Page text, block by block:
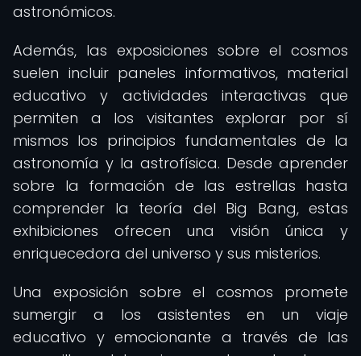
astronómicos.
Además, las exposiciones sobre el cosmos
suelen incluir paneles informativos, material
educativo y actividades interactivas que
permiten a los visitantes explorar por sí
mismos los principios fundamentales de la
astronomía y la astrofísica. Desde aprender
sobre la formación de las estrellas hasta
comprender la teoría del Big Bang, estas
exhibiciones ofrecen una visión única y
enriquecedora del universo y sus misterios.
Una exposición sobre el cosmos promete
sumergir a los asistentes en un viaje
educativo y emocionante a través de las